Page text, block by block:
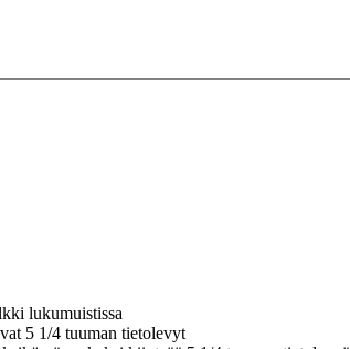
lukumuistissa
5 1/4 tuuman tietolevyt